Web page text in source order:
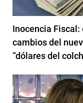
Inocencia Fiscal:
cambios del
“dólares del